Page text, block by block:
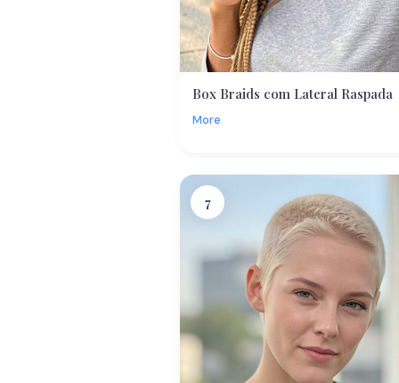
Box Braids com Lateral Raspada
More
7